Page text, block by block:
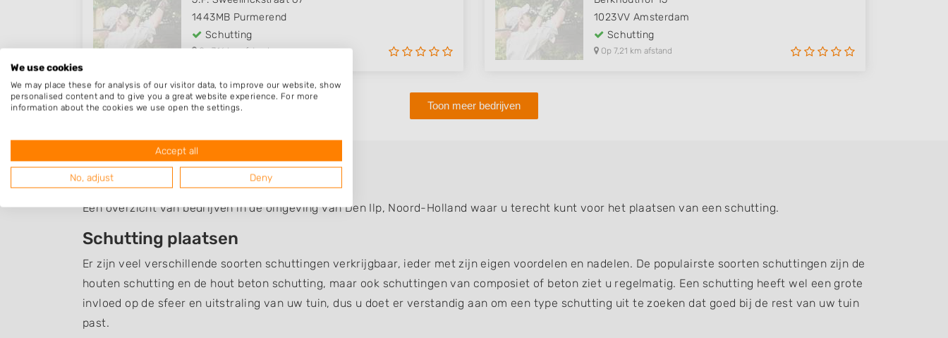
1443MB Purmerend
Schutting
Op 7,16 km afstand
1023VV Amsterdam
Schutting
Op 7,21 km afstand
Toon meer bedrijven
Schutting Den Ilp
Een overzicht van bedrijven in de omgeving van Den Ilp, Noord-Holland waar u terecht kunt voor het plaatsen van een schutting.
Schutting plaatsen
Er zijn veel verschillende soorten schuttingen verkrijgbaar, ieder met zijn eigen voordelen en nadelen. De populairste soorten schuttingen zijn de
houten schutting en de hout beton schutting, maar ook schuttingen van composiet of beton ziet u regelmatig. Een schutting heeft wel een grote
invloed op de sfeer en uitstraling van uw tuin, dus u doet er verstandig aan om een type schutting uit te zoeken dat goed bij de rest van uw tuin
past.
We use cookies
We may place these for analysis of our visitor data, to improve our website, show
personalised content and to give you a great website experience. For more
information about the cookies we use open the settings.
Accept all
No, adjust Deny